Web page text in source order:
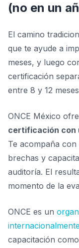
(no en un
El camino
que te ayude a
meses, y luego
certificación
entre 8 y 12
ONCE México
certificación con
Te acompaña con
brechas y
auditoría. El
momento de la
ONCE es un
capacitación